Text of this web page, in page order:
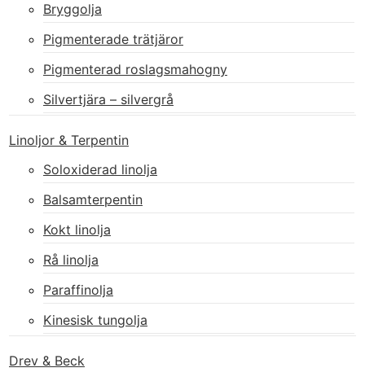
Bryggolja
Pigmenterade trätjäror
Pigmenterad roslagsmahogny
Silvertjära – silvergrå
Linoljor & Terpentin
Soloxiderad linolja
Balsamterpentin
Kokt linolja
Rå linolja
Paraffinolja
Kinesisk tungolja
Drev & Beck